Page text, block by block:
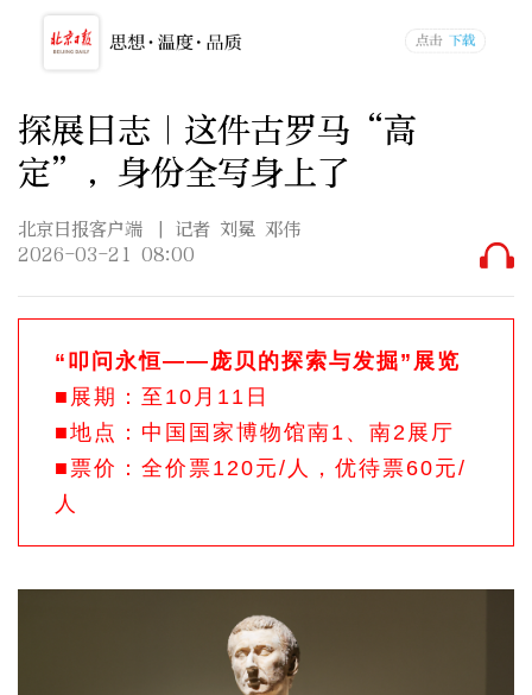
探展日志｜这件古罗马“高
定”，身份全写身上了
北京日报客户端
| 记者 刘冕 邓伟
2026-03-21 08:00
“叩问永恒——庞贝的探索与发掘”展览
■展期：至10月11日
■地点：中国国家博物馆南1、南2展厅
■票价：全价票120元/人，优待票60元/
人